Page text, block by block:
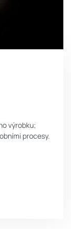
výrobku;
procesy.